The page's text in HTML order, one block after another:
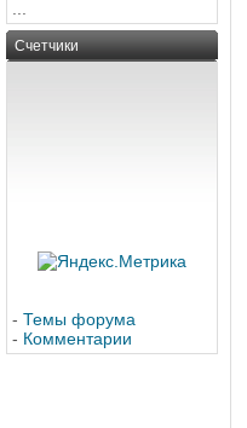
Счетчики
- Темы форума
- Комментарии